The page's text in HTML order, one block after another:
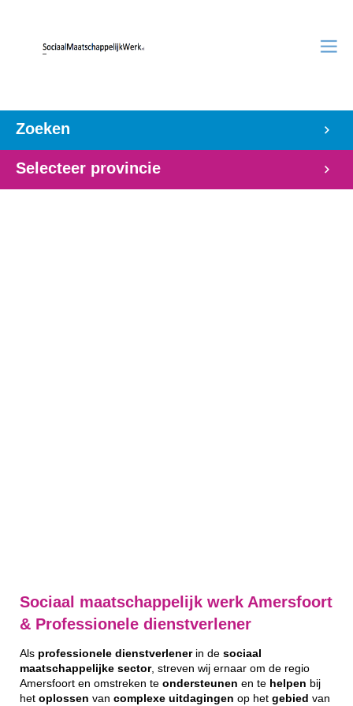
Zoeken
Selecteer provincie
Sociaal maatschappelijk werk Amersfoort
& Professionele dienstverlener
Als professionele dienstverlenerin de sociaal
maatschappelijke sector, streven wij ernaar om de regio
Amersfoort en omstreken te ondersteunen en te helpen bij
het oplossen van complexe uitdagingen op het gebied van